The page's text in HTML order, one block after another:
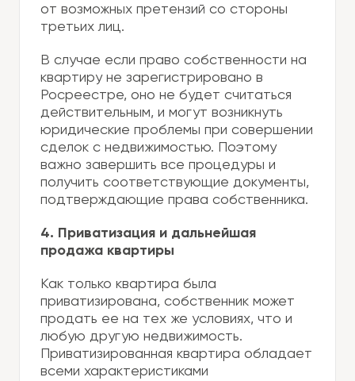
от возможных претензий со стороны
третьих лиц.
В случае если право собственности на
квартиру не зарегистрировано в
Росреестре, оно не будет считаться
действительным, и могут возникнуть
юридические проблемы при совершении
сделок с недвижимостью. Поэтому
важно завершить все процедуры и
получить соответствующие документы,
подтверждающие права собственника.
4. Приватизация и дальнейшая
продажа квартиры
Как только квартира была
приватизирована, собственник может
продать ее на тех же условиях, что и
любую другую недвижимость.
Приватизированная квартира обладает
всеми характеристиками